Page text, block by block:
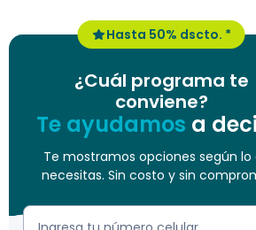
Hasta 50% dscto. *
¿Cuál programa te
conviene?
Te ayudamos a
Te mostramos opciones según lo
necesitas. Sin costo y sin